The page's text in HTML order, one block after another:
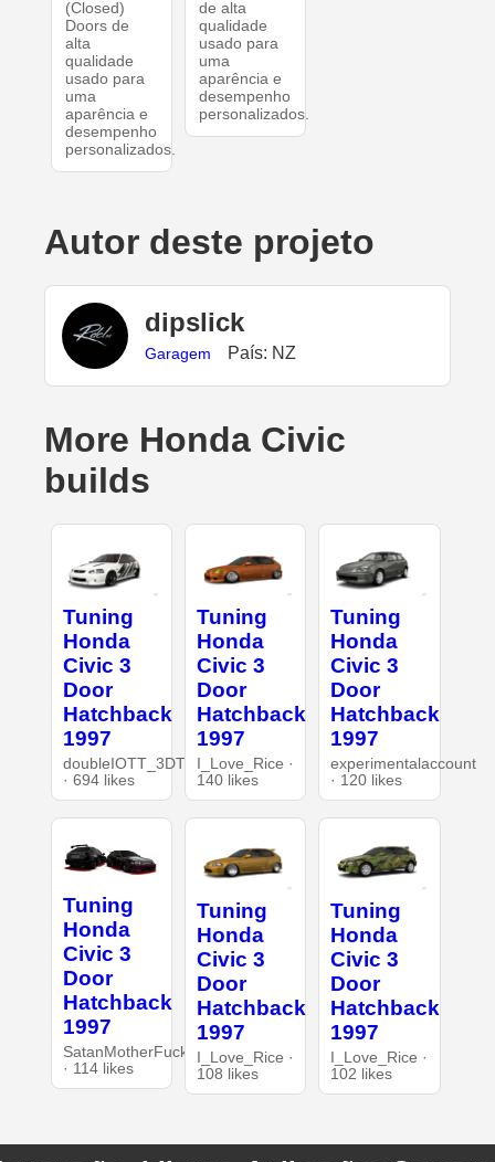
(Closed)
Doors de
alta
qualidade
usado para
uma
aparência e
desempenho
personalizados.
de alta
qualidade
usado para
uma
aparência e
desempenho
personalizados.
Autor deste projeto
dipslick
Garagem País: NZ
More Honda Civic
builds
Tuning
Honda
Civic 3
Door
Hatchback
1997
doubleIOTT_3DT
· 694 likes
Tuning
Honda
Civic 3
Door
Hatchback
1997
I_Love_Rice ·
140 likes
Tuning
Honda
Civic 3
Door
Hatchback
1997
experimentalaccount
· 120 likes
Tuning
Honda
Civic 3
Door
Hatchback
1997
SatanMotherFucker
· 114 likes
Tuning
Honda
Civic 3
Door
Hatchback
1997
I_Love_Rice ·
108 likes
Tuning
Honda
Civic 3
Door
Hatchback
1997
I_Love_Rice ·
102 likes